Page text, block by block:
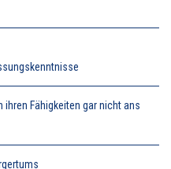
ihren Fähigkeiten gar nicht ans